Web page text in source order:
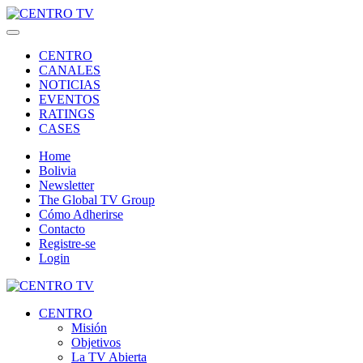
CENTRO
CANALES
NOTICIAS
EVENTOS
RATINGS
CASES
Home
Bolivia
Newsletter
The Global TV Group
Cómo Adherirse
Contacto
Registre-se
Login
CENTRO
Misión
Objetivos
La TV Abierta